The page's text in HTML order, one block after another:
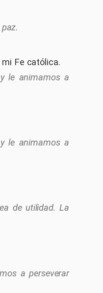
Fe católica.
le animamos a
le animamos a
de utilidad. La
a perseverar